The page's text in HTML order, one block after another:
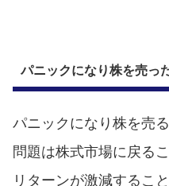
パニックになり株を売っ
パニックになり株を売
問題は株式市場に戻る
リターンが激減すること